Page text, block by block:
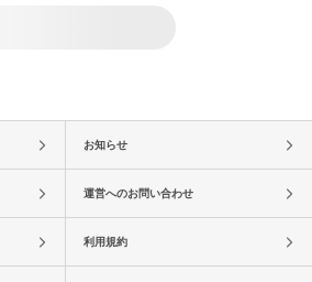
お知らせ
運営へのお問い合わせ
利用規約